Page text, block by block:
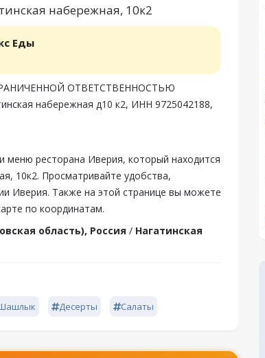
набережная, 10к2
Еды
ОТВЕТСТВЕННОСТЬЮ
набережная д10 к2, ИНН 9725042188,
меню ресторана Иверия, который находится
10к2. Просматривайте удобства,
Иверия. Также на этой странице вы можете
по координатам.
область), Россия / Нагатинская
Десерты Салаты